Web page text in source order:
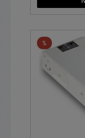
%Rabatt